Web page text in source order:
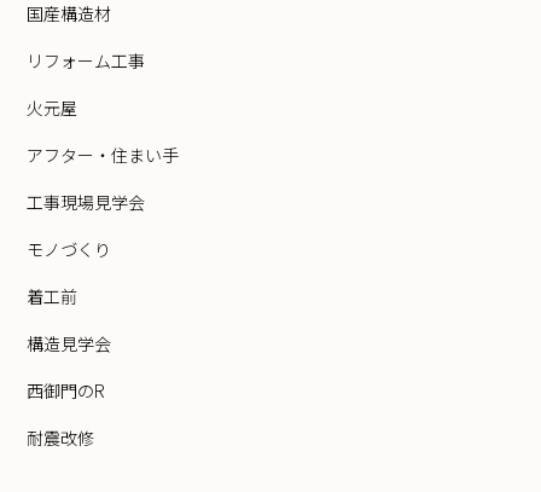
国産構造材
リフォーム工事
火元屋
アフター・住まい手
工事現場見学会
モノづくり
着工前
構造見学会
西御門のR
耐震改修